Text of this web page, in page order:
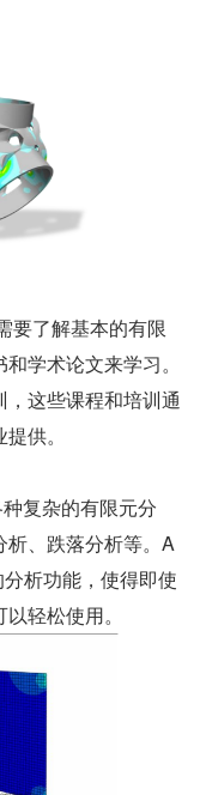
要了解基本的有限
学术论文来学习。
这些课程和培训通
供。
复杂的有限元分
析、跌落分析等。A
析功能，使得即使
轻松使用。